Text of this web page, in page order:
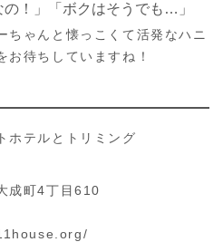
の！」「ボクはそうでも…」
ちゃんと懐っこくて活発なハニ
お待ちしていますね！
ホテルとトリミング
成町4丁目610